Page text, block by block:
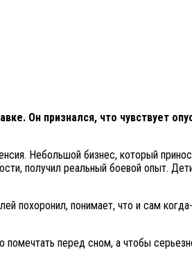
Он признался, что чувствует
Небольшой бизнес, который
получил реальный боевой опыт.
похоронил, понимает, что и сам
перед сном, а чтобы